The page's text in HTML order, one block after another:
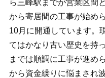
ら三峰駅までが営業区間
から寄居間の工事が始め
10月に開通しています。
てはかなり古い歴史を持
までは順調に工事が進め
から資金繰りに悩まされ